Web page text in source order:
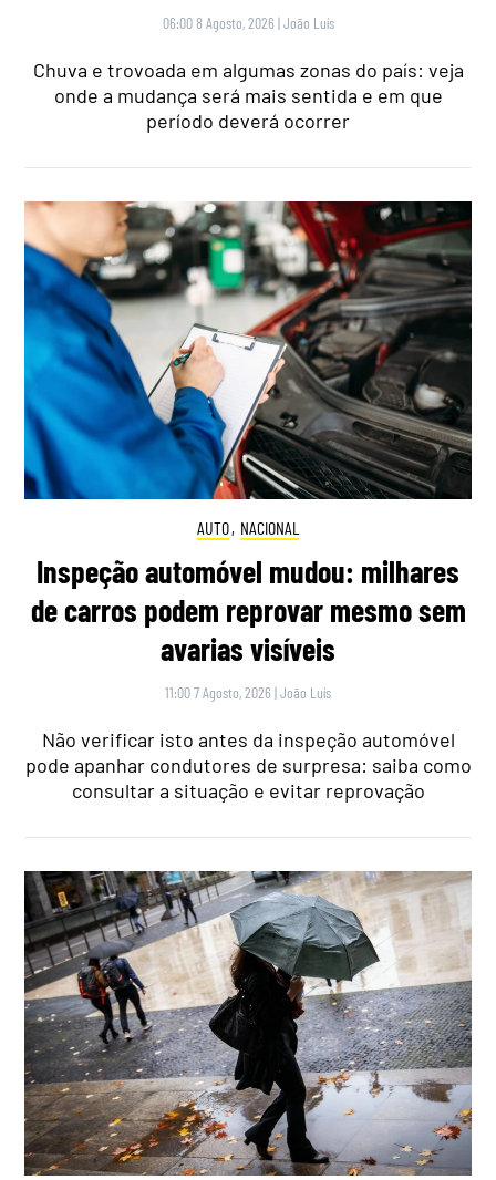
06:00 8 Agosto, 2026 |João Luís
Chuva e trovoada em algumas zonas do país: veja
onde a mudança será mais sentida e em que
período deverá ocorrer
AUTO, NACIONAL
Inspeção automóvel mudou: milhares
de carros podem reprovar mesmo sem
avarias visíveis
11:00 7 Agosto, 2026 |João Luís
Não verificar isto antes da inspeção automóvel
pode apanhar condutores de surpresa: saiba como
consultar a situação e evitar reprovação